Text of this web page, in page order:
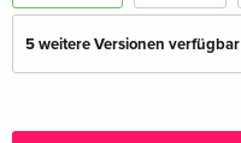
5 weitere Versionen verfügbar
Deutsch